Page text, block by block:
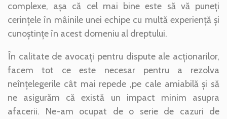
complexe, așa că cel mai bine este să vă puneți
cerințele în mâinile unei echipe cu multă experiență și
cunoștințe în acest domeniu al dreptului.
În calitate de avocați pentru dispute ale acționarilor,
facem tot ce este necesar pentru a rezolva
neînțelegerile cât mai repede ,pe cale amiabilă și să
ne asigurăm că există un impact minim asupra
afacerii. Ne-am ocupat de o serie de cazuri de